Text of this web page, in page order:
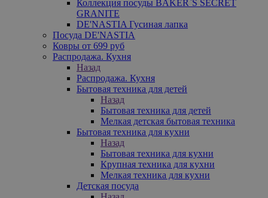
Коллекция посуды BAKER`S SECRET
GRANITE
DE'NASTIA Гусиная лапка
Посуда DE'NASTIA
Ковры от 699 руб
Распродажа. Кухня
Назад
Распродажа. Кухня
Бытовая техника для детей
Назад
Бытовая техника для детей
Мелкая детская бытовая техника
Бытовая техника для кухни
Назад
Бытовая техника для кухни
Крупная техника для кухни
Мелкая техника для кухни
Детская посуда